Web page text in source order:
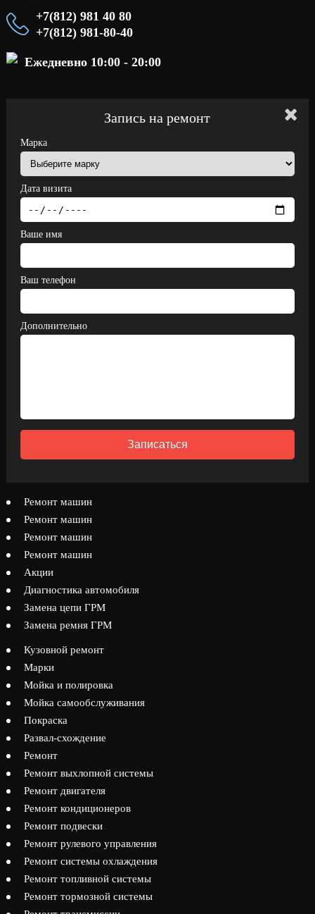
+7(812) 981 40 80
+7(812) 981-80-40
Ежедневно 10:00 - 20:00
Запись на ремонт
Марка
Дата визита
Ваше имя
Ваш телефон
Дополнительно
Записаться
Ремонт машин
Ремонт машин
Ремонт машин
Ремонт машин
Акции
Диагностика автомобиля
Замена цепи ГРМ
Замена ремня ГРМ
Кузовной ремонт
Марки
Мойка и полировка
Мойка самообслуживания
Покраска
Развал-схождение
Ремонт
Ремонт выхлопной системы
Ремонт двигателя
Ремонт кондиционеров
Ремонт подвески
Ремонт рулевого управления
Ремонт системы охлаждения
Ремонт топливной системы
Ремонт тормозной системы